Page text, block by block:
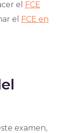
el FCE
el FCE en
examen,